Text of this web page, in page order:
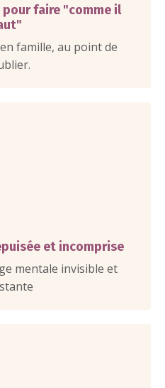
faire "comme il
famille, au point de
et incomprise
mentale invisible et